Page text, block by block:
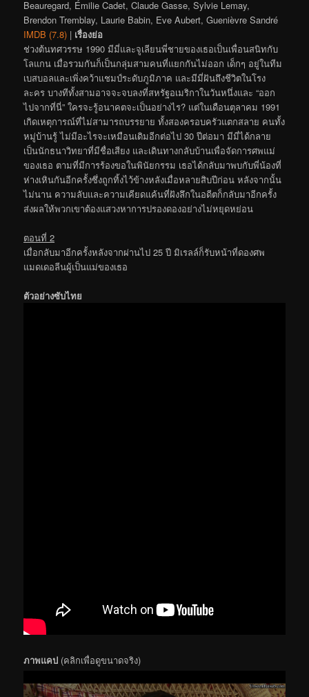
Beauregard, Émilie Cadet, Claude Gasse, Sylvie Lemay,
Brendon Tremblay, Laurie Babin, Eve Aubert, Guenièvre Sandré
IMDB (7.8) | เรื่องย่อ
ช่วงต้นทศวรรษ 1990 มีมี่และจูเลียนพี่ชายของเธอเป็นเพื่อนสนิทกับ
โลแกน เมื่อรวมกันก็เป็นกลุ่มสามคนที่แยกกันไม่ออก เด็กๆ อยู่ในทีม
เบสบอลและเพิ่งคว้าแชมป์ระดับภูมิภาค และมีมี่ฝันถึงชีวิตในโรง
ละคร บางทีทั้งสามอาจจะจบลงที่สหรัฐอเมริกาในวันหนึ่งและ “ออก
ไปจากที่นี่” ใครจะรู้อนาคตจะเป็นอย่างไร? แต่ในเดือนตุลาคม 1991
เกิดเหตุการณ์ที่ไม่สามารถบรรยาย ทั้งสองครอบครัวแตกสลาย คนทั้ง
หมู่บ้านรู้ ไม่มีอะไรจะเหมือนเดิมอีกต่อไป 30 ปีต่อมา มีมี่ได้กลาย
เป็นนักธนาวิทยาที่มีชื่อเสียง และเดินทางกลับบ้านเพื่อจัดการศพแม่
ของเธอ ตามที่มีการร้องขอในพินัยกรรม เธอได้กลับมาพบกับพี่น้องที่
ห่างเหินกันอีกครั้งซึ่งถูกทิ้งไว้ข้างหลังเมื่อหลายสิบปีก่อน หลังจากนั้น
ไม่นาน ความลับและความเคียดแค้นที่ฝังลึกในอดีตก็กลับมาอีกครั้ง
ส่งผลให้พวกเขาต้องแสวงหาการปรองดองอย่างไม่หยุดหย่อน
ตอนที่ 2
เมื่อกลับมาอีกครั้งหลังจากผ่านไป 25 ปี มิเรลล์ก็รับหน้าที่ดองศพ
แมดเดอลีนผู้เป็นแม่ของเธอ
ตัวอย่างซับไทย
ภาพแคป (คลิกเพื่อดูขนาดจริง)